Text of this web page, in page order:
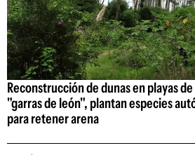
Reconstrucción de dunas en playas
"garras de león", plantan especies
para retener arena